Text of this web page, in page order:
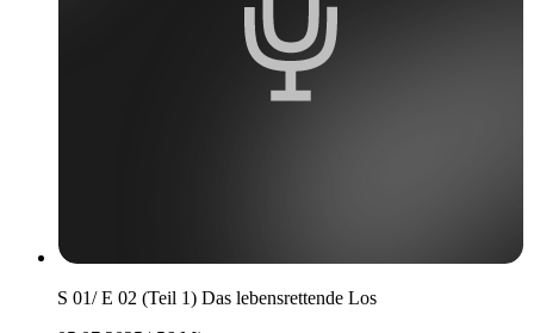
S 01/ E 02 (Teil 1) Das lebensrettende Los